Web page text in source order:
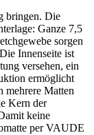
bringen. Die
Ganze 7,5
sorgen
Innenseite ist
versehen, ein
ermöglicht
mehrere Matten
Kern der
keine
per VAUDE